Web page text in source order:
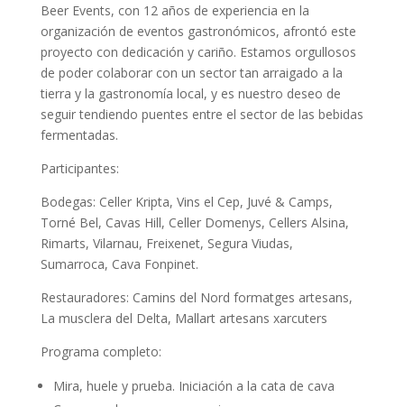
Beer Events, con 12 años de experiencia en la
organización de eventos gastronómicos, afrontó este
proyecto con dedicación y cariño. Estamos orgullosos
de poder colaborar con un sector tan arraigado a la
tierra y la gastronomía local, y es nuestro deseo de
seguir tendiendo puentes entre el sector de las bebidas
fermentadas.
Participantes:
Bodegas: Celler Kripta, Vins el Cep, Juvé & Camps,
Torné Bel, Cavas Hill, Celler Domenys, Cellers Alsina,
Rimarts, Vilarnau, Freixenet, Segura Viudas,
Sumarroca, Cava Fonpinet.
Restauradores: Camins del Nord formatges artesans,
La musclera del Delta, Mallart artesans xarcuters
Programa completo:
Mira, huele y prueba. Iniciación a la cata de cava